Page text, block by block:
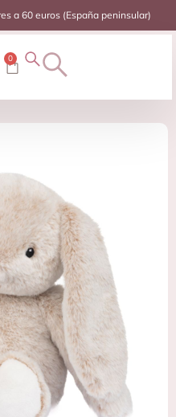
a 60 euros (España peninsular)
0